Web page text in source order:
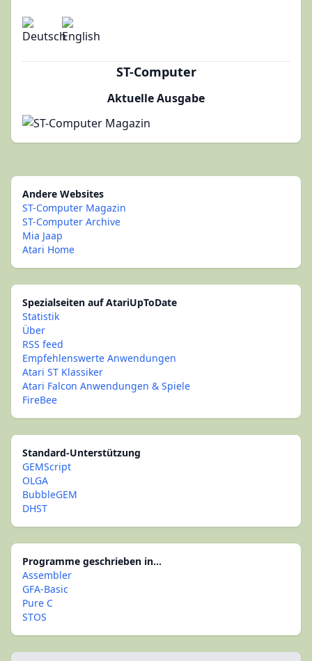
ST-Computer
Aktuelle Ausgabe
Andere Websites
ST-Computer Magazin
ST-Computer Archive
Mia Jaap
Atari Home
Spezialseiten auf AtariUpToDate
Statistik
Über
RSS feed
Empfehlenswerte Anwendungen
Atari ST Klassiker
Atari Falcon Anwendungen & Spiele
FireBee
Standard-Unterstützung
GEMScript
OLGA
BubbleGEM
DHST
Programme geschrieben in...
Assembler
GFA-Basic
Pure C
STOS